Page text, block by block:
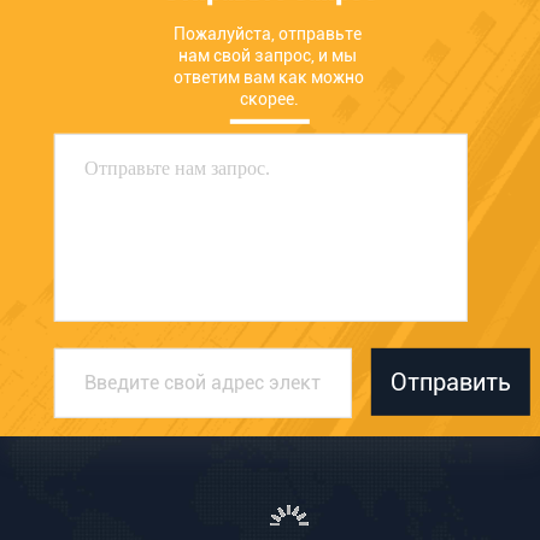
Пожалуйста, отправьте
нам свой запрос, и мы
ответим вам как можно
скорее.
Отправить